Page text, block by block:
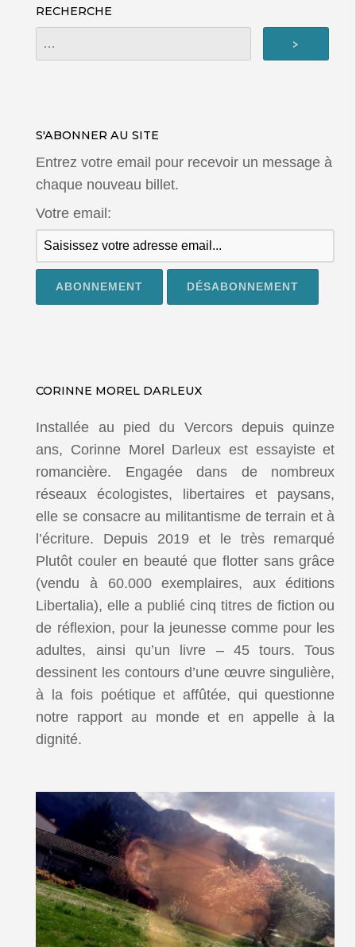
RECHERCHE
S'ABONNER AU SITE
Entrez votre email pour recevoir un message à
chaque nouveau billet.
Votre email:
CORINNE MOREL DARLEUX
Installée au pied du Vercors depuis quinze
ans, Corinne Morel Darleux est essayiste et
romancière. Engagée dans de nombreux
réseaux écologistes, libertaires et paysans,
elle se consacre au militantisme de terrain et à
l’écriture. Depuis 2019 et le très remarqué
Plutôt couler en beauté que flotter sans grâce
(vendu à 60.000 exemplaires, aux éditions
Libertalia), elle a publié cinq titres de fiction ou
de réflexion, pour la jeunesse comme pour les
adultes, ainsi qu’un livre – 45 tours. Tous
dessinent les contours d’une œuvre singulière,
à la fois poétique et affûtée, qui questionne
notre rapport au monde et en appelle à la
dignité.